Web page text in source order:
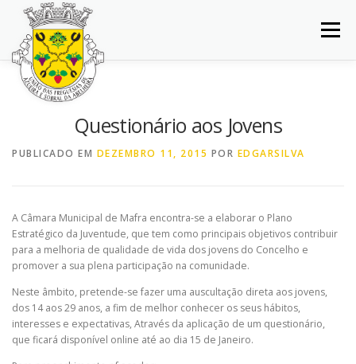
Saltar
conteúdo
Menu
INÍCIO JUNTA DE FREGUESIA
BALCÃO VIRTUAL NOTÍCIAS MAPA
Questionário aos Jovens
PUBLICADO EM DEZEMBRO 11, 2015 POR EDGARSILVA
A Câmara Municipal de Mafra encontra-se a elaborar o Plano
Estratégico da Juventude, que tem como principais objetivos contribuir
para a melhoria de qualidade de vida dos jovens do Concelho e
promover a sua plena participação na comunidade.
Neste âmbito, pretende-se fazer uma auscultação direta aos jovens,
dos 14 aos 29 anos, a fim de melhor conhecer os seus hábitos,
interesses e expectativas, Através da aplicação de um questionário,
que ficará disponível online até ao dia 15 de Janeiro.